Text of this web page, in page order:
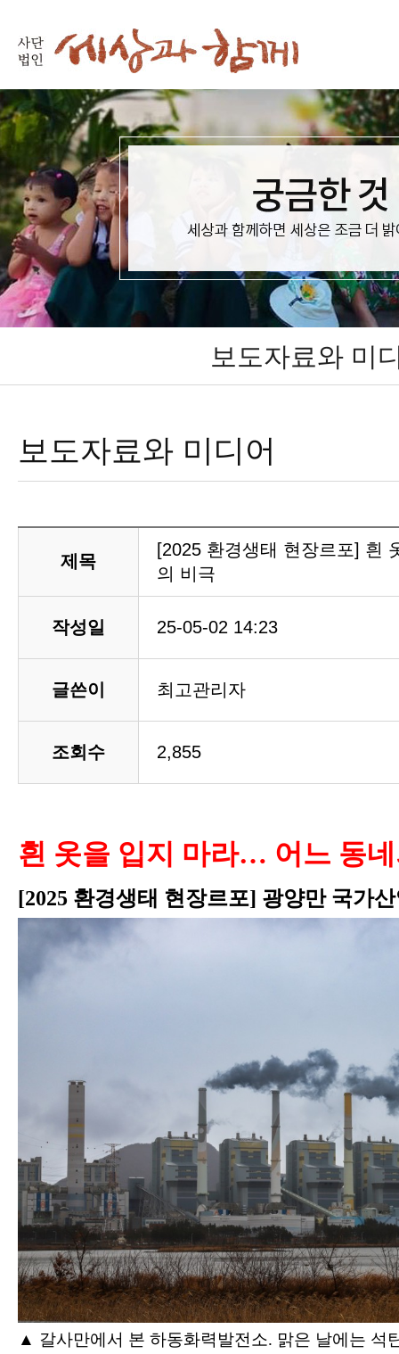
보도자료와 미
보도자료와 미디어
제목
[2025 환경생태 현장르포] 흰
의 비극
작성일 25-05-02 14:23
글쓴이 최고관리자
조회수 2,855
흰 옷을 입지 마라… 어느 동
[2025 환경생태 현장르포] 광양만 국가
▲ 갈사만에서 본 하동화력발전소. 맑은 날에는 석